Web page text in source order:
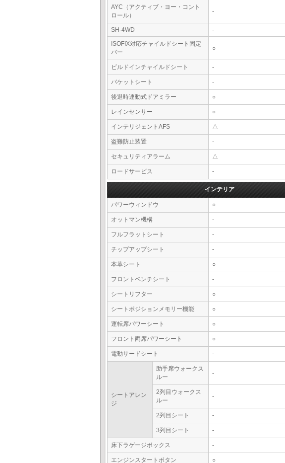
AYC（アクティブ・ヨー・コント
ロール）
-
SH-4WD
-
ISOFIX対応チャイルドシート固定
バー
○
ビルドインチャイルドシート -
バケットシート -
後退時連動式ドアミラー ○
レインセンサー ○
インテリジェントAFS △
盗難防止装置 -
セキュリティアラーム △
ロードサービス -
インテリア
パワーウィンドウ ○
オットマン機構 -
フルフラットシート -
チップアップシート -
本革シート ○
フロントベンチシート -
シートリフター ○
シートポジションメモリー機能 ○
運転席パワーシート ○
フロント両席パワーシート ○
電動サードシート -
シートアレン
ジ
助手席ウォークス
ルー
-
2列目ウォークス
ルー
-
2列目シート -
3列目シート -
床下ラゲージボックス -
エンジンスタートボタン ○